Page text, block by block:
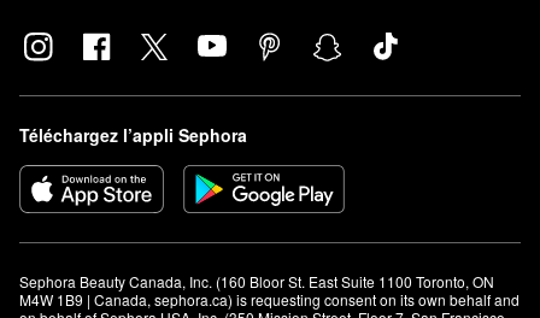
Téléchargez l’appli Sephora
Sephora Beauty Canada, Inc. (160 Bloor St. East Suite 1100 Toronto, ON
M4W 1B9 | Canada, sephora.ca) is requesting consent on its own behalf and